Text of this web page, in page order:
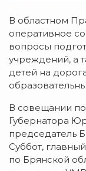
В областном
оперативное
вопросы
учреждений, а
детей на
В совещании
Губернатора
председатель
Суббот,
по Брянской